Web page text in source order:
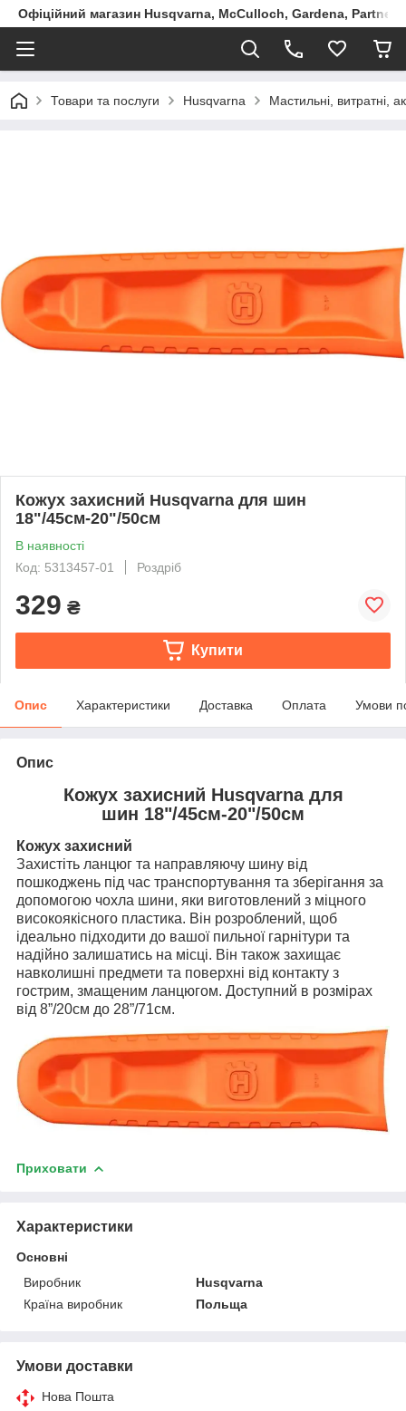
Офіційний магазин Husqvarna, McCulloch, Gardena, Partner
Товари та послуги Husqvarna Мастильні, витратні,
Кожух захисний Husqvarna для шин
18"/45см-20"/50см
В наявності
Код: 5313457-01
Роздріб
329 ₴
Купити
Опис Характеристики Доставка Оплата Умови
Опис
Кожух захисний Husqvarna для
шин 18"/45см-20"/50см
Кожух захисний
Захистіть ланцюг та направляючу шину від
пошкоджень під час транспортування та зберігання за
допомогою чохла шини, яки виготовлений з міцного
високоякісного пластика. Він розроблений, щоб
ідеально підходити до вашої пильної гарнітури та
надійно залишатись на місці. Він також захищає
навколишні предмети та поверхні від контакту з
гострим, змащеним ланцюгом. Доступний в розмірах
від 8”/20см до 28”/71см.
Приховати
Характеристики
Основні
Виробник
Husqvarna
Країна виробник
Польща
Умови доставки
Нова Пошта